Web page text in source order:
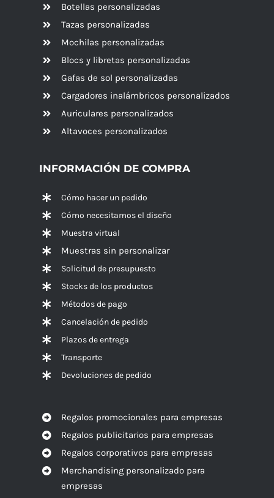
Botellas personalizadas
Tazas personalizadas
Mochilas personalizadas
Blocs y libretas personalizadas
Gafas de sol personalizadas
Cargadores inalámbricos personalizados
Auriculares personalizados
Altavoces personalizados
INFORMACIÓN DE COMPRA
Cómo hacer un pedido
Cómo necesitamos el diseño
Muestra virtual
Muestras sin personalizar
Solicitud de presupuesto
Stocks de los productos
Métodos de pago
Cancelación de pedido
Plazos de entrega
Transporte
Devoluciones de pedido
Regalos promocionales para empresas
Regalos publicitarios para empresas
Regalos corporativos para empresas
Merchandising personalizado para
empresas